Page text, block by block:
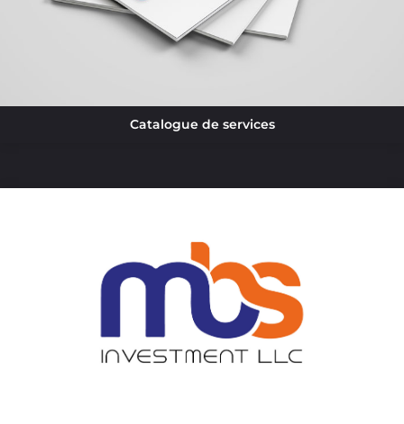
Catalogue de services